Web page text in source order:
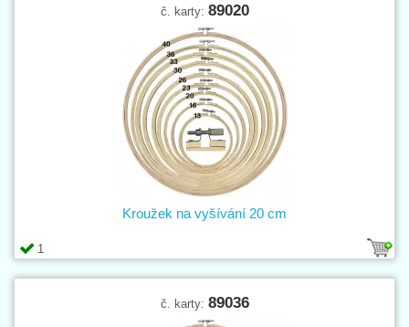
č. karty: 89020
1
Kroužek na vyšívání 20 cm
č. karty: 89036